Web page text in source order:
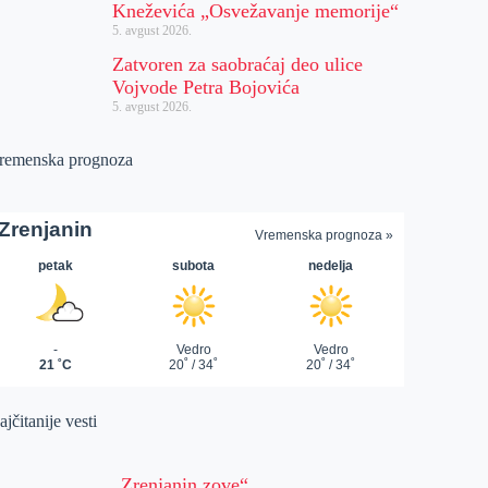
Kneževića „Osvežavanje memorije“
5. avgust 2026.
Zatvoren za saobraćaj deo ulice
Vojvode Petra Bojovića
5. avgust 2026.
prognoza
vesti